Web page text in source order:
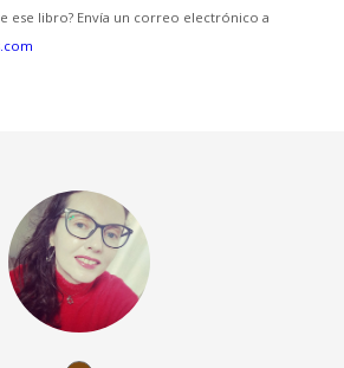
ese libro? Envía un correo electrónico a